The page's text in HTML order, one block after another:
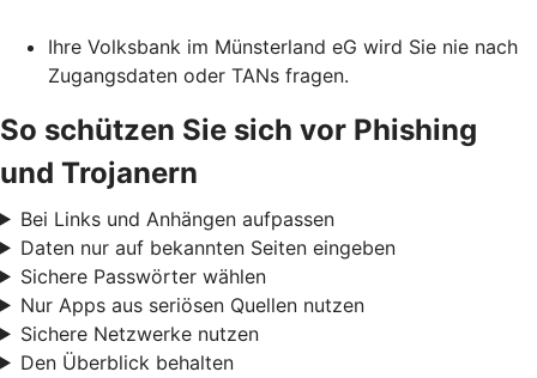
Ihre Volksbank im Münsterland eG wird Sie nie nach
Zugangsdaten oder TANs fragen.
So schützen Sie sich vor Phishing
und Trojanern
Bei Links und Anhängen aufpassen
Daten nur auf bekannten Seiten eingeben
Sichere Passwörter wählen
Nur Apps aus seriösen Quellen nutzen
Sichere Netzwerke nutzen
Den Überblick behalten